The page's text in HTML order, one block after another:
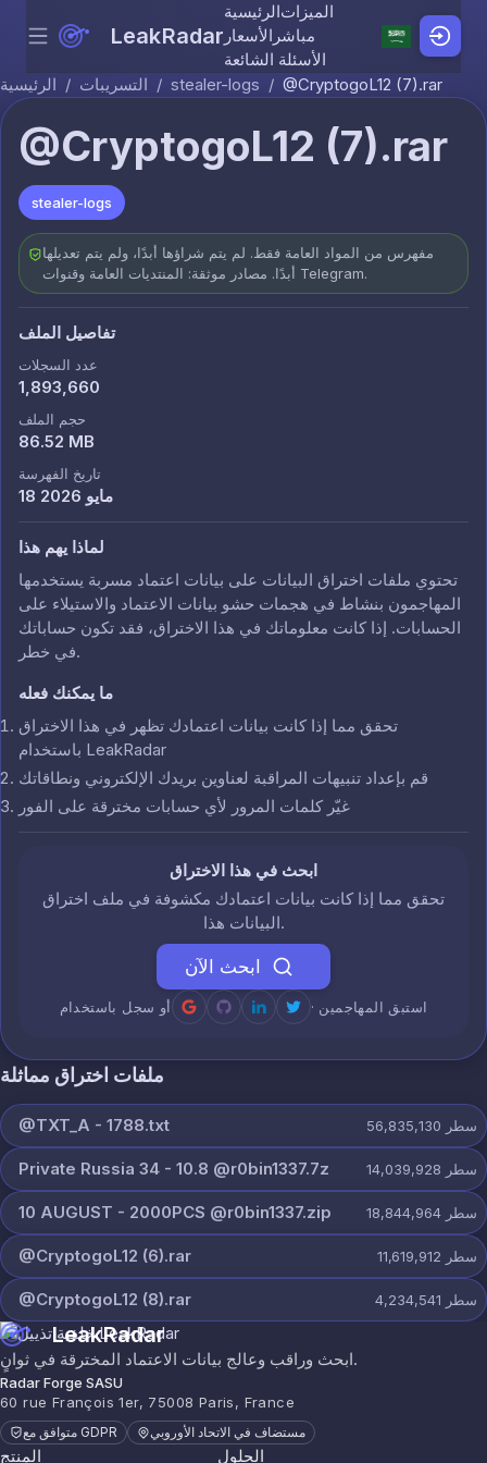
Skip to content
Menu LeakRadar
الرئيسيةالميزات
الأسعار مباشر
الأسئلة الشائعة
الرئيسية / التسريبات / stealer-logs / @CryptogoL12 (7).rar
@CryptogoL12 (7).rar
stealer-logs
مفهرس من المواد العامة فقط. لم يتم شراؤها أبدًا، ولم يتم تعديلها
أبدًا. مصادر موثقة: المنتديات العامة وقنوات Telegram.
تفاصيل الملف
عدد السجلات
1,893,660
حجم الملف
86.52 MB
تاريخ الفهرسة
18 مايو 2026
لماذا يهم هذا
تحتوي ملفات اختراق البيانات على بيانات اعتماد مسربة يستخدمها
المهاجمون بنشاط في هجمات حشو بيانات الاعتماد والاستيلاء على
الحسابات. إذا كانت معلوماتك في هذا الاختراق، فقد تكون حساباتك
في خطر.
ما يمكنك فعله
تحقق مما إذا كانت بيانات اعتمادك تظهر في هذا الاختراق
باستخدام LeakRadar
قم بإعداد تنبيهات المراقبة لعناوين بريدك الإلكتروني ونطاقاتك
غيّر كلمات المرور لأي حسابات مخترقة على الفور
ابحث في هذا الاختراق
تحقق مما إذا كانت بيانات اعتمادك مكشوفة في ملف اختراق
البيانات هذا.
ابحث الآن
أو سجل باستخدام · استبق المهاجمين
ملفات اختراق مماثلة
@TXT_A - 1788.txt 56,835,130 سطر
Private Russia 34 - 10.8 @r0bin1337.7z 14,039,928 سطر
10 AUGUST - 2000PCS @r0bin1337.zip 18,844,964 سطر
@CryptogoL12 (6).rar 11,619,912 سطر
@CryptogoL12 (8).rar 4,234,541 سطر
LeakRadar
ابحث وراقب وعالج بيانات الاعتماد المخترقة في ثوانٍ.
Radar Forge SASU
60 rue François 1er, 75008 Paris, France
متوافق مع GDPR مستضاف في الاتحاد الأوروبي
المنتج الحلول